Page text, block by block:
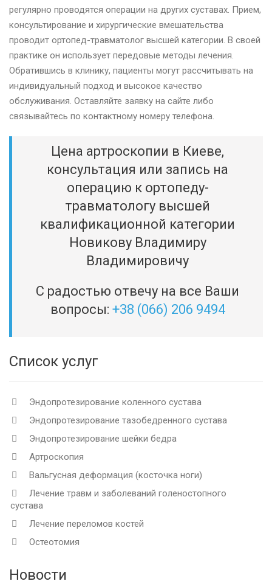
регулярно проводятся операции на других суставах. Прием,
консультирование и хирургические вмешательства
проводит ортопед-травматолог высшей категории. В своей
практике он использует передовые методы лечения.
Обратившись в клинику, пациенты могут рассчитывать на
индивидуальный подход и высокое качество
обслуживания. Оставляйте заявку на сайте либо
связывайтесь по контактному номеру телефона.
Цена артроскопии в Киеве,
консультация или запись на
операцию к ортопеду-
травматологу высшей
квалификационной категории
Новикову Владимиру
Владимировичу
С радостью отвечу на все Ваши
вопросы: +38 (066) 206 9494
Список услуг
Эндопротезирование коленного сустава
Эндопротезирование тазобедренного сустава
Эндопротезирование шейки бедра
Артроскопия
Вальгусная деформация (косточка ноги)
Лечение травм и заболеваний голеностопного
сустава
Лечение переломов костей
Остеотомия
Новости